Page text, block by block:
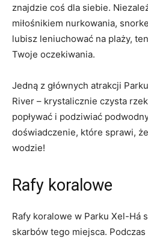
znajdzie ⁤coś dla⁣ siebie.‍
miłośnikiem nurkowania,
lubisz leniuchować na plaży,
Twoje oczekiwania.
Jedną z głównych atrakcji
River – krystalicznie ⁢czysta
popływać i podziwiać
doświadczenie,​ które ⁢sprawi,
wodzie!
Rafy koralowe
Rafy ‍koralowe w Parku Xel-Há
skarbów tego miejsca.